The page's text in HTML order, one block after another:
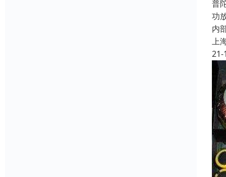
普
功
内
上
21-